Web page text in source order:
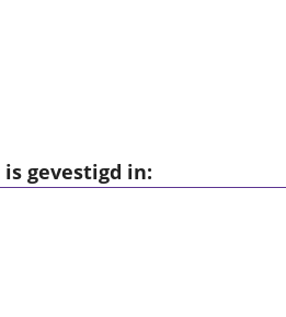
gevestigd in: